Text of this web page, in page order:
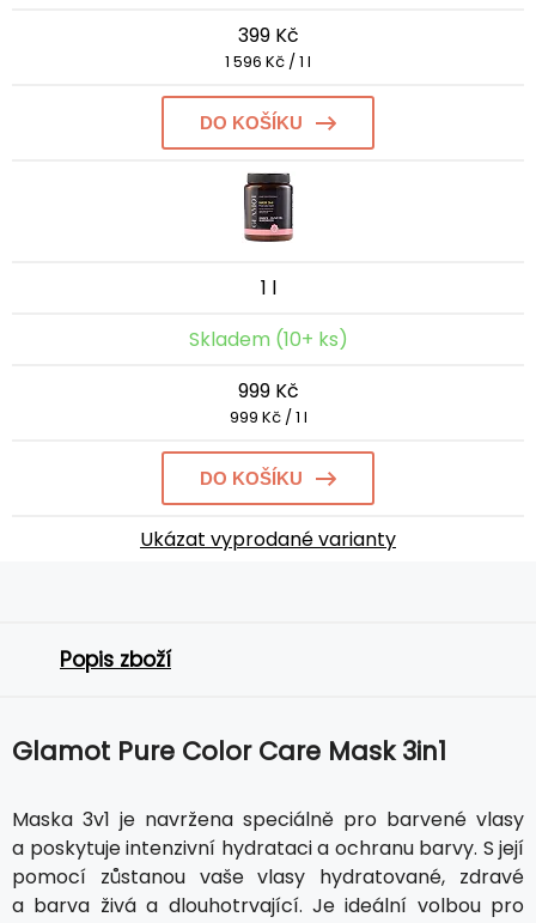
399 Kč
1 596 Kč / 1 l
DO KOŠÍKU
1 l
Skladem (10+ ks)
999 Kč
999 Kč / 1 l
DO KOŠÍKU
Ukázat vyprodané varianty
Popis zboží
Glamot Pure Color Care Mask 3in1
Maska 3v1 je navržena speciálně pro barvené vlasy
a poskytuje intenzivní hydrataci a ochranu barvy. S její
pomocí zůstanou vaše vlasy hydratované, zdravé
a barva živá a dlouhotrvající. Je ideální volbou pro